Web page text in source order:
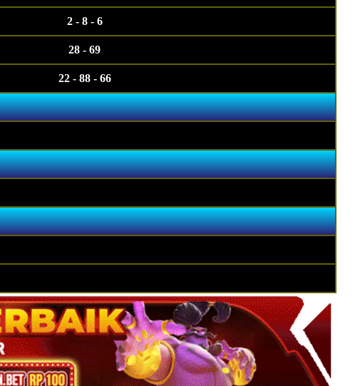
2 - 8 - 6
28 - 69
22 - 88 - 66